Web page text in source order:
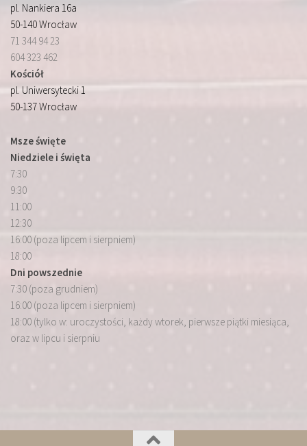
pl. Nankiera 16a
50-140 Wrocław
71 344 94 23
604 323 462
Kościół
pl. Uniwersytecki 1
50-137 Wrocław
Msze święte
Niedziele i święta
7:30
9:30
11:00
12:30
16:00 (poza lipcem i sierpniem)
18:00
Dni powszednie
7:30 (poza grudniem)
16:00 (poza lipcem i sierpniem)
18:00 (tylko w: uroczystości, każdy wtorek, pierwsze piątki miesiąca,
oraz w lipcu i sierpniu